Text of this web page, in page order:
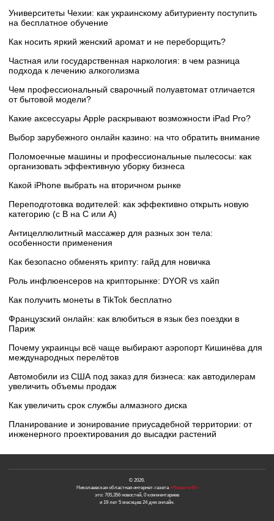
Университеты Чехии: как украинскому абитуриенту поступить
на бесплатное обучение
Как носить яркий женский аромат и не переборщить?
Частная или государственная наркология: в чем разница
подхода к лечению алкоголизма
Чем профессиональный сварочный полуавтомат отличается
от бытовой модели?
Какие аксессуары Apple раскрывают возможности iPad Pro?
Выбор зарубежного онлайн казино: на что обратить внимание
Поломоечные машины и профессиональные пылесосы: как
организовать эффективную уборку бизнеса
Какой iPhone выбрать на вторичном рынке
Переподготовка водителей: как эффективно открыть новую
категорию (с B на C или А)
Антицеллюлитный массажер для разных зон тела:
особенности применения
Как безопасно обменять крипту: гайд для новичка
Роль инфлюенсеров на крипторынке: DYOR vs хайп
Как получить монеты в TikTok бесплатно
Французский онлайн: как влюбиться в язык без поездки в
Париж
Почему украинцы всё чаще выбирают аэропорт Кишинёва для
международных перелётов
Автомобили из США под заказ для бизнеса: как автодилерам
увеличить объемы продаж
Как увеличить срок службы алмазного диска
Планирование и зонирование приусадебной территории: от
инженерного проектирования до высадки растений
© 2026.
Николаевская областная интернет-газета«Новости N»
это: 705,356 новостей, 0 комментариев
и 19 лет 5 месяцев 24 дня онлайн.